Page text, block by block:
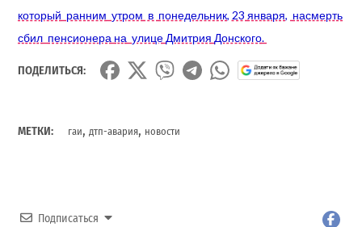
который ранним утром в понедельник, 23января, насмерть
сбил пенсионера на улице Дмитрия Донского.
ПОДЕЛИТЬСЯ:
МЕТКИ: гаи,дтп-авария, новости
Подписаться